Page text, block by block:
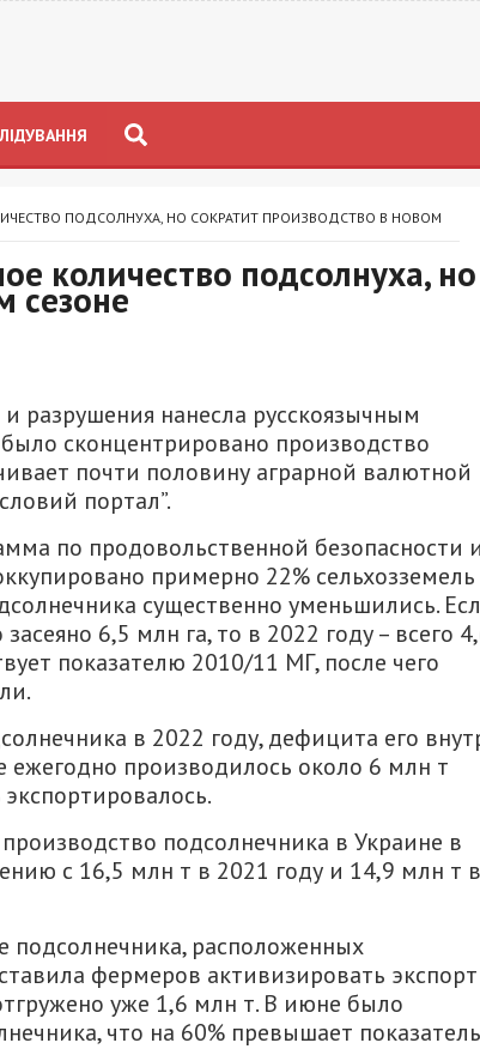
ПОДСОЛНУХА, НО СОКРАТИТ ПРОИЗВОДСТВО В НОВОМ
количество подсолнуха, но
сезоне
разрушения нанесла русскоязычным
сконцентрировано производство
почти половину аграрной валютной
портал”.
по продовольственной безопасности и
примерно 22% сельхозземель
существенно уменьшились.
6,5 млн га, то в 2022 году – всего
показателю 2010/11 МГ, после чего
в 2022 году, дефицита его
ежегодно производилось около 6 млн т
подсолнечника в Украине в
с 16,5 млн т в 2021 году и 14,9 млн т в
подсолнечника, расположенных
фермеров активизировать экспорт
уже 1,6 млн т. В июне было
что на 60% превышает показатель